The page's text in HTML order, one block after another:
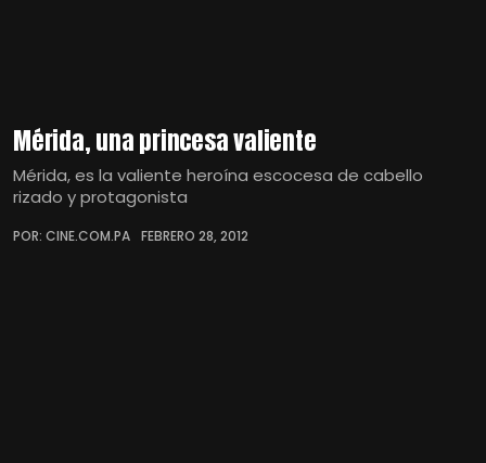
Mérida, una princesa valiente
Mérida, es la valiente heroína escocesa de cabello
rizado y protagonista
POR: CINE.COM.PA FEBRERO 28, 2012